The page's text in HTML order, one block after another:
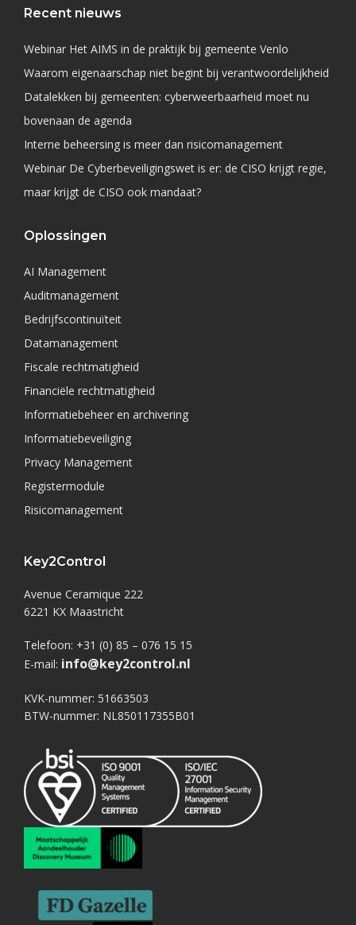
Recent nieuws
Webinar Het AIMS in de praktijk bij gemeente Venlo
Waarom eigenaarschap niet begint bij verantwoordelijkheid
Datalekken bij gemeenten: cyberweerbaarheid moet nu
bovenaan de agenda
Interne beheersing is meer dan risicomanagement
Webinar De Cyberbeveiligingswet is er: de CISO krijgt regie,
maar krijgt de CISO ook mandaat?
Oplossingen
AI Management
Auditmanagement
Bedrijfscontinuïteit
Datamanagement
Fiscale rechtmatigheid
Financiële rechtmatigheid
Informatiebeheer en archivering
Informatiebeveiliging
Privacy Management
Registermodule
Risicomanagement
Key2Control
Avenue Ceramique 222
6221 KX Maastricht
Telefoon: +31 (0) 85 – 076 15 15
E-mail: info@key2control.nl
KVK-nummer: 51663503
BTW-nummer: NL850117355B01